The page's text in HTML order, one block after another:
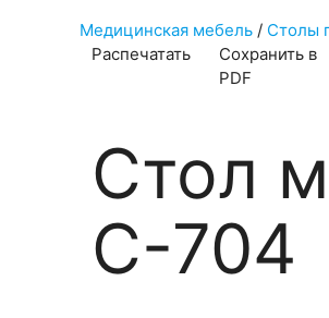
Медицинская мебель/ Столы
Распечатать
Сохранить в
PDF
Стол
С-704